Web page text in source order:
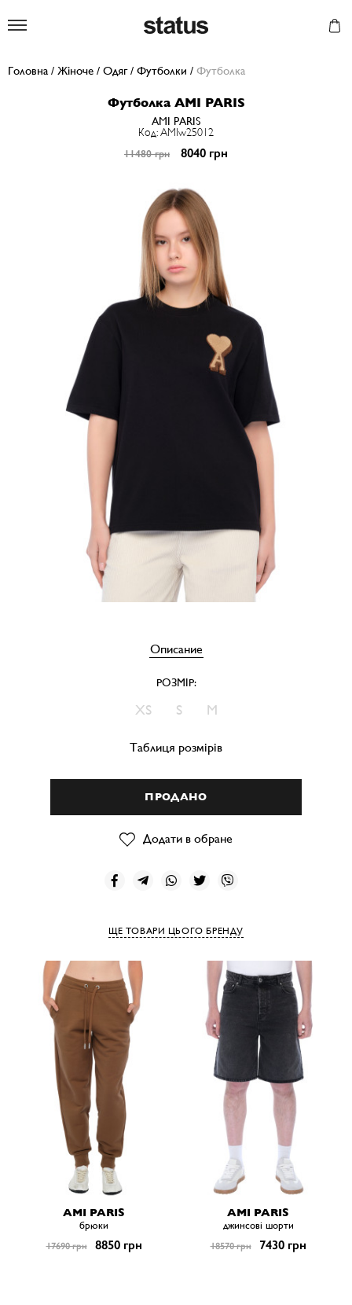
Головна / Жіноче / Одяг/ Футболки / Футболка
Футболка AMI PARIS
AMI PARIS
Код: AMIw25012
11480 грн 8040 грн
Описание
РОЗМІР:
XS S M
Таблиця розмірів
ПРОДАНО
Додати в обране
ЩЕ ТОВАРИ ЦЬОГО БРЕНДУ
AMI PARIS
брюки
17690 грн 8850 грн
AMI PARIS
джинсові шорти
18570 грн 7430 грн